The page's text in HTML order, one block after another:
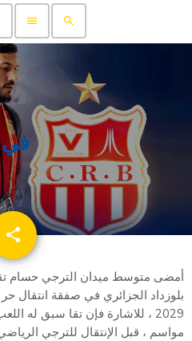
search
menu
في
share
email
أمضى متوسط ميدان الترجي حسام
مواسم ، قبل الإنتقال للترجي